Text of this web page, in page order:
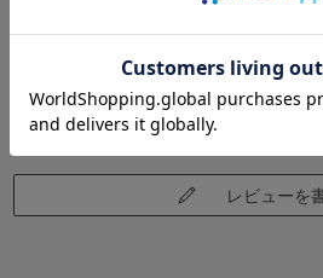
レビューはありま
レビューを